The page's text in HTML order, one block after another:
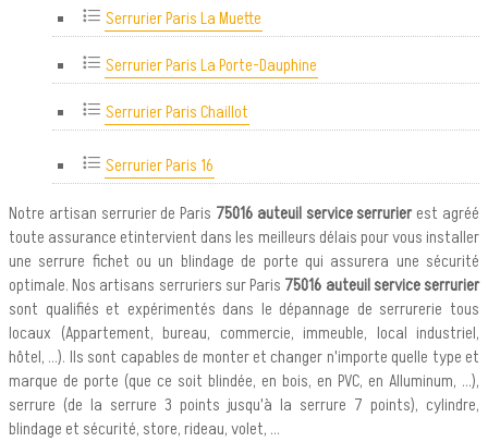
Serrurier Paris La Muette
Serrurier Paris La Porte-Dauphine
Serrurier Paris Chaillot
Serrurier Paris 16
Notre artisan serrurier de Paris 75016 auteuil service serrurierest agréé
toute assurance etintervient dans les meilleurs délais pour vous installer
une serrure fichet ou un blindage de porte qui assurera une sécurité
optimale. Nos artisans serruriers sur Paris 75016 auteuil service serrurier
sont qualifiés et expérimentés dans le dépannage de serrurerie tous
locaux (Appartement, bureau, commercie, immeuble, local industriel,
hôtel, ...). Ils sont capables de monter et changer n'importe quelle type et
marque de porte (que ce soit blindée, en bois, en PVC, en Alluminum, ...),
serrure (de la serrure 3 points jusqu'à la serrure 7 points), cylindre,
blindage et sécurité, store, rideau, volet, ...